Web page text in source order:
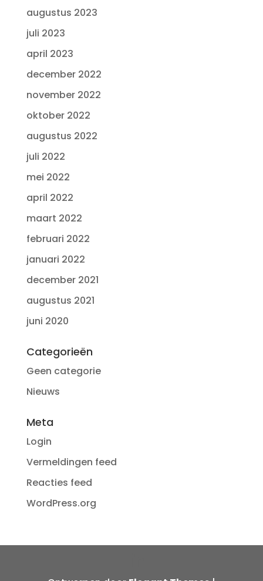
augustus 2023
juli 2023
april 2023
december 2022
november 2022
oktober 2022
augustus 2022
juli 2022
mei 2022
april 2022
maart 2022
februari 2022
januari 2022
december 2021
augustus 2021
juni 2020
Categorieën
Geen categorie
Nieuws
Meta
Login
Vermeldingen feed
Reacties feed
WordPress.org